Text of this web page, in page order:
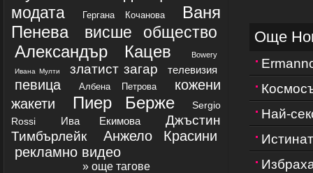
модата
Гергана Кочанова
Ваня
Пенева
висше общество
Александър Кацев Bowery
Ивана Мулти златист загар телевизия
певица Албена Петрова
кожени
жакети
Пиер Берже
Sergio
Rossi
Ива Екимова
Джъстин
Тимбърлейк
Анжело Красини
рекламно видео
» още тагове
Още
Най-